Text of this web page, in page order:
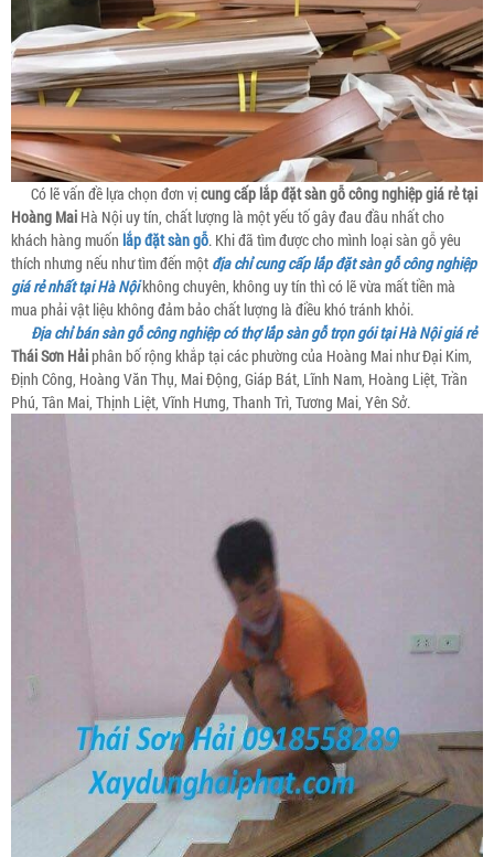
Có lẽ vấn đề lựa chọn đơn vịcung cấp lắp đặt sàn gỗ công nghiệp giá rẻ tại
Hoàng Mai Hà Nội uy tín, chất lượng là một yếu tố gây đau đầu nhất cho
khách hàng muốn lắp đặt sàn gỗ. Khi đã tìm được cho mình loại sàn gỗ yêu
thích nhưng nếu như tìm đến một địa chỉ cung cấp lắp đặt sàn gỗ công nghiệp
giá rẻ nhất tại Hà Nộikhông chuyên, không uy tín thì có lẽ vừa mất tiền mà
mua phải vật liệu không đảm bảo chất lượng là điều khó tránh khỏi.
Địa chỉ bán sàn gỗ công nghiệp có thợ lắp sàn gỗ trọn gói tại Hà Nội giá rẻ
Thái Sơn Hảiphân bố rộng khắp tại các phường của Hoàng Mai như Đại Kim,
Định Công, Hoàng Văn Thụ, Mai Động, Giáp Bát, Lĩnh Nam, Hoàng Liệt, Trần
Phú, Tân Mai, Thịnh Liệt, Vĩnh Hưng, Thanh Trì, Tương Mai, Yên Sở.